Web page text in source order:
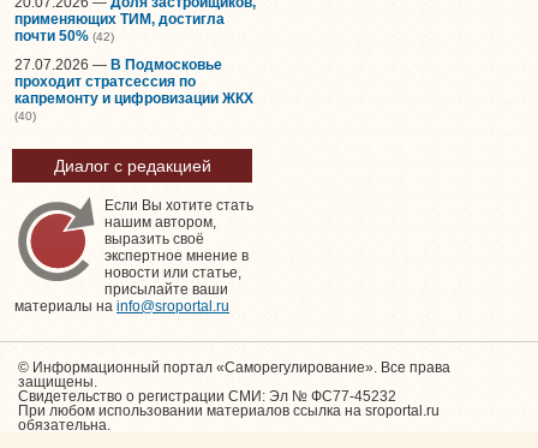
применяющих ТИМ, достигла
почти 50% (42)
27.07.2026 — В Подмосковье
проходит стратсессия по
капремонту и цифровизации ЖКХ
(40)
Диалог с редакцией
Если Вы хотите стать
нашим автором,
выразить своё
экспертное мнение в
новости или статье,
присылайте ваши
материалы на info@sroportal.ru
© Информационный портал «Саморегулирование». Все права
защищены.
Свидетельство о регистрации СМИ: Эл № ФС77-45232
При любом использовании материалов ссылка на sroportal.ru
обязательна.